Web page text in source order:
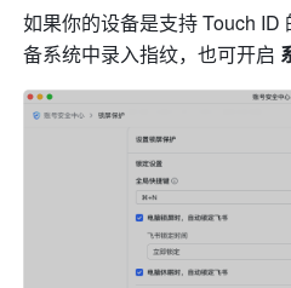
如果你的设备是支持 Touch ID
备系统中录入指纹，也可开启